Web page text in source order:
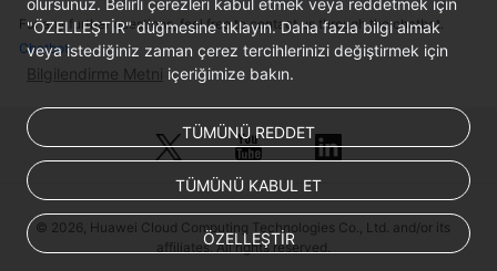
For any further questions, feel free to contact us through the chatbot.
Chatbot
olursunuz. Belirli çerezleri kabul etmek veya reddetmek için
"ÖZELLEŞTİR" düğmesine tıklayın. Daha fazla bilgi almak
veya istediğiniz zaman çerez tercihlerinizi değiştirmek için
Bilgilendirme Metni içeriğimize bakın.
TÜMÜNÜ REDDET
TÜMÜNÜ KABUL ET
ÖZELLEŞTİR
© 2026, Huawei Cloud Computing Technologies Co., Ltd. and/or its
affiliates. All rights reserved.